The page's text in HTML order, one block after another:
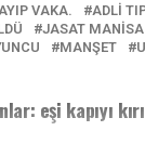
VAKA.
ADLI
JASAT MANISA
MANŞET
eşi kapıyı